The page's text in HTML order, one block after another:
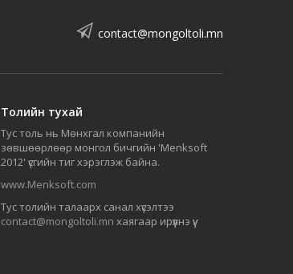
contact@mongoltoli.mn
Толийн тухай
Тус толь нь Мөнхгал компанийн
зөвшөөрлөөр монгол бичгийн 'Menksoft
2012' үсгийн тиг хэрэглэж байна.
www.Menksoft.com
Тус толийн талаарх санал хүсэлтээ
contact@mongoltoli.mn хаягаар ирүүлнэ үү.